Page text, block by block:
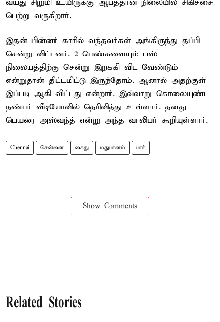
வயது சிறுமி உயிருக்கு ஆபத்தான நிலையில் சிகிச்சை
பெற்று வருகிறார்.
இதன் பின்னர் காரில் வந்தவர்கள் அங்கிருந்து தப்பி
சென்று விட்டனர். 2 பெண்களையும் பஸ்
நிலையத்திற்கு சென்று இறக்கி விட வேண்டும்
என்றுதான் திட்டமிட்டு இருந்தோம். ஆனால் அதற்குள்
இப்படி ஆகி விட்டது என்றார். இவ்வாறு கொலையுண்ட
நண்பர் வீடியோவில் தெரிவித்து உள்ளார். தனது
பெயரை அஸ்வந்த் என்று அந்த வாலிபர் கூறியுள்ளார்.
Chennai சென்னை கைது மதுபானம் பார்
Show Comments
Related Stories